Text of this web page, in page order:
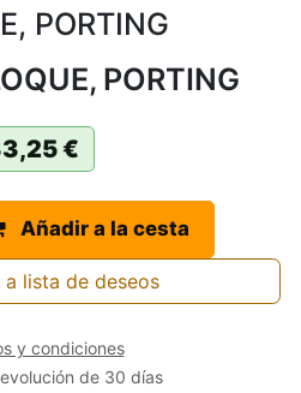
PORTING
PORTING
€
Añadir a la cesta
a lista de deseos
y condiciones
de 30 días